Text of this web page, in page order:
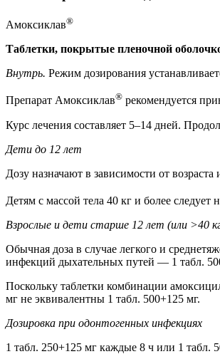
Амоксиклав®
Таблетки, покрытые пленочной
Внутрь. Режим дозирования
Препарат Амоксиклав® рекомендуется
Курс лечения составляет 5–14 дней.
Дети до 12 лет
Дозу назначают в зависимости от
Детям с массой тела 40 кг и более
Взрослые и дети старше 12 лет (или >40
Обычная доза в случае легкого и
инфекций дыхательных путей — 1 табл.
Поскольку таблетки комбинации
мг не эквивалентны 1 табл. 500+125 мг.
Дозировка при одонтогенных инфекциях
1 табл. 250+125 мг каждые 8 ч или 1 табл.